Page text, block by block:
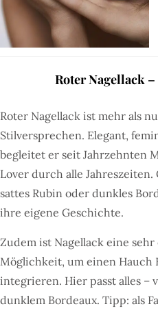
Roter Nagellack
Roter Nagellack ist mehr als
Stilversprechen. Elegant,
begleitet er seit Jahrzehnten
Lover durch alle
sattes Rubin oder dunkles
ihre eigene Geschichte.
Zudem ist Nagellack eine
Möglichkeit, um einen Hauch
integrieren. Hier passt alles –
dunklem Bordeaux. Tipp: als